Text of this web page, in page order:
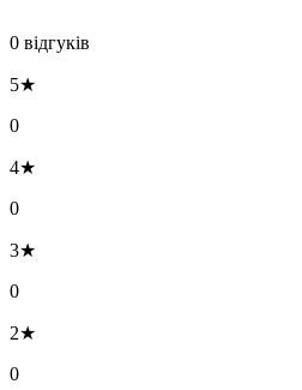
0 відгуків
5★
0
4★
0
3★
0
2★
0